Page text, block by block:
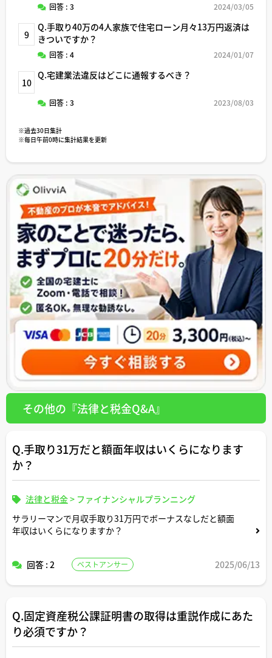
回答 : 3 2024/03/05
9
Q.手取り40万の4人家族で住宅ローン月々13万円返済は
きついですか？
回答 : 4 2024/01/07
10
Q.宅建業法違反はどこに通報するべき？
回答 : 3 2023/08/03
※過去30日集計
※毎日午前0時に集計結果を更新
その他の『法律と税金Q&A』
Q.手取り31万だと額面年収はいくらになります
か？
法律と税金> ファイナンシャルプランニング
サラリーマンで月収手取り31万円でボーナスなしだと額面
年収はいくらになりますか？
回答 : 2 ベストアンサー 2025/06/13
Q.固定資産税公課証明書の取得は重説作成にあた
り必須ですか？